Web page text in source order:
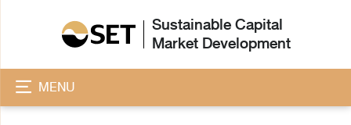
Sustainable Capital
Market Development
MENU